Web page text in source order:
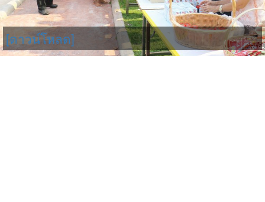
[ดาวน์โหลด]